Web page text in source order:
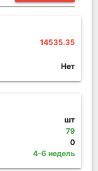
14535.35
Нет
шт
79
0
4-6 недель